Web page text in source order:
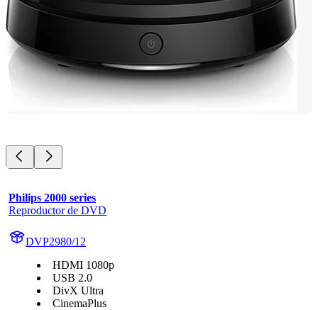
Philips 2000 series
Reproductor de DVD
DVP2980/12
HDMI 1080p
USB 2.0
DivX Ultra
CinemaPlus